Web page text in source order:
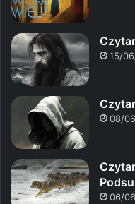
15/
08/
06/